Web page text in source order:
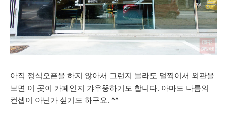
아직 정식오픈을 하지 않아서 그런지 몰라도 멀찍이서 외관을
보면 이 곳이 카페인지 갸우뚱하기도 합니다. 아마도 나름의
컨셉이 아닌가 싶기도 하구요. ^^